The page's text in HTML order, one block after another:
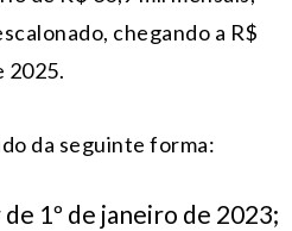
chegando a R$
2025.
da seguinte forma:
1º de janeiro de 2023;